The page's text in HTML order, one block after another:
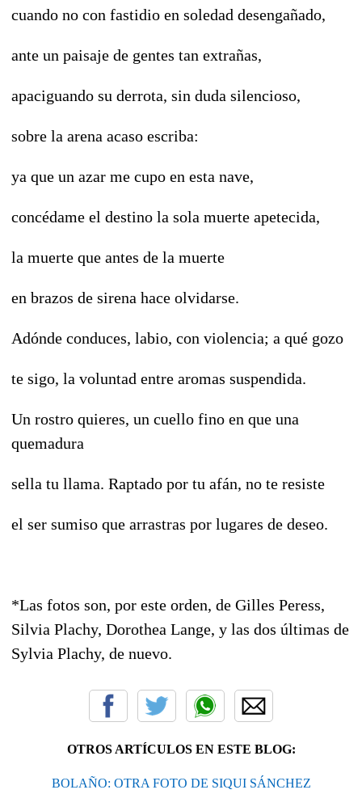
cuando no con fastidio en soledad desengañado,
ante un paisaje de gentes tan extrañas,
apaciguando su derrota, sin duda silencioso,
sobre la arena acaso escriba:
ya que un azar me cupo en esta nave,
concédame el destino la sola muerte apetecida,
la muerte que antes de la muerte
en brazos de sirena hace olvidarse.
Adónde conduces, labio, con violencia; a qué gozo
te sigo, la voluntad entre aromas suspendida.
Un rostro quieres, un cuello fino en que una
quemadura
sella tu llama. Raptado por tu afán, no te resiste
el ser sumiso que arrastras por lugares de deseo.
*Las fotos son, por este orden, de Gilles Peress,
Silvia Plachy, Dorothea Lange, y las dos últimas de
Sylvia Plachy, de nuevo.
OTROS ARTÍCULOS EN ESTE BLOG:
BOLAÑO: OTRA FOTO DE SIQUI SÁNCHEZ